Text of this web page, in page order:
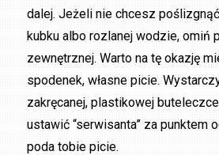
dalej. Jeżeli nie chcesz
kubku albo rozlanej wodzie, omiń
zewnętrznej. Warto na tę okazję
spodenek, własne picie.
zakręcanej, plastikowej
ustawić “serwisanta” za punktem
poda tobie picie.